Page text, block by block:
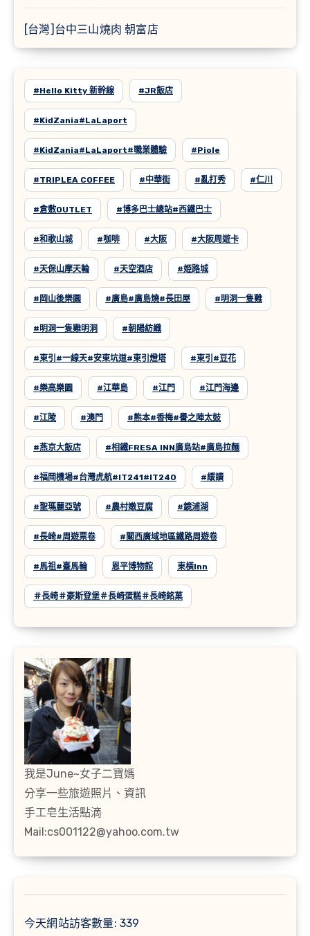
[台灣]台中三山燒肉 朝富店
#Hello Kitty 新幹線 #JR飯店
#KidZania#LaLaport
#KidZania#LaLaport#職業體驗 #Piole
#TRIPLEA COFFEE #中華街 #亂打秀 #仁川
#倉敷OUTLET #博多巴士總站#西鐵巴士
#和歌山城 #咖啡 #大阪 #大阪周遊卡
#天保山摩天輪 #天空酒店 #姫路城
#岡山後樂園 #廣島#廣島燒#長田屋 #明洞一隻雞
#明洞一隻雞明洞 #朝陽紡織
#東引#一線天#安東坑道#東引燈塔 #東引#豆花
#樂高樂園 #江華島 #江門 #江門海邊
#江陵 #澳門 #熊本#香梅#譽之陣太鼓
#燕京大飯店 #相鐵FRESA INN廣島站#廣島拉麵
#福岡機場#台灣虎航#IT241#IT240 #緩讀
#聖瑪麗亞號 #農村嫩豆腐 #鏡浦湖
#長崎#周遊票卷 #關西廣域地區鐵路周遊卷
#馬祖#臺馬輪 恩平博物館 東橫inn
＃長崎＃豪斯登堡＃長崎蛋糕＃長崎銘菓
我是June~女子二寶媽
分享一些旅遊照片、資訊
手工皂生活點滴
Mail:cs001122@yahoo.com.tw
今天網站訪客數量: 339